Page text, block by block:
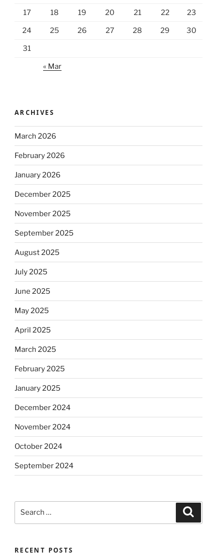
17 18 19 20 21 22 23
24 25 26 27 28 29 30
31
« Mar
ARCHIVES
March 2026
February 2026
January 2026
December 2025
November 2025
September 2025
August 2025
July 2025
June 2025
May 2025
April 2025
March 2025
February 2025
January 2025
December 2024
November 2024
October 2024
September 2024
RECENT POSTS